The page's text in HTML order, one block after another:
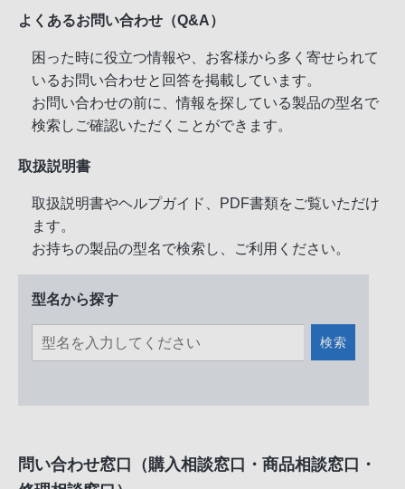
よくあるお問い合わせ（Q&A）
困った時に役立つ情報や、お客様から多く寄せられて
いるお問い合わせと回答を掲載しています。
お問い合わせの前に、情報を探している製品の型名で
検索しご確認いただくことができます。
取扱説明書
取扱説明書やヘルプガイド、PDF書類をご覧いただけ
ます。
お持ちの製品の型名で検索し、ご利用ください。
型名から探す
検索
問い合わせ窓口（購入相談窓口・商品相談窓口・